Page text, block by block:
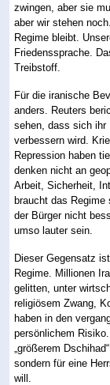
zwingen, aber sie
aber wir stehen
Regime bleibt.
Friedenssprache.
Treibstoff.
Für die iranische
anders. Reuters
sehen, dass sich ihr
verbessern wird.
Repression haben
denken nicht an
Arbeit, Sicherheit,
braucht das
der Bürger nicht
umso lauter sein.
Dieser Gegensatz
Regime. Millionen
gelitten, unter
religiösem Zwang,
haben in den
persönlichem
„größerem
sondern für eine
will.